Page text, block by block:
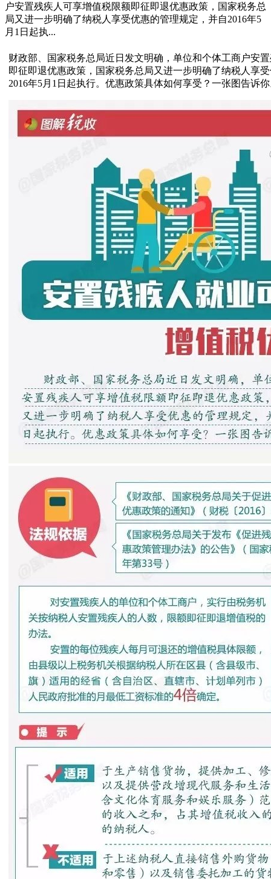
户安置残疾人可享增值税限额即征即退优惠政策，国家税务总
局又进一步明确了纳税人享受优惠的管理规定，并自2016年5
月1日起执...
财政部、国家税务总局近日发文明确，单位和个体工商户安
即征即退优惠政策，国家税务总局又进一步明确了纳税人享
2016年5月1日起执行。优惠政策具体如何享受？一张图告诉